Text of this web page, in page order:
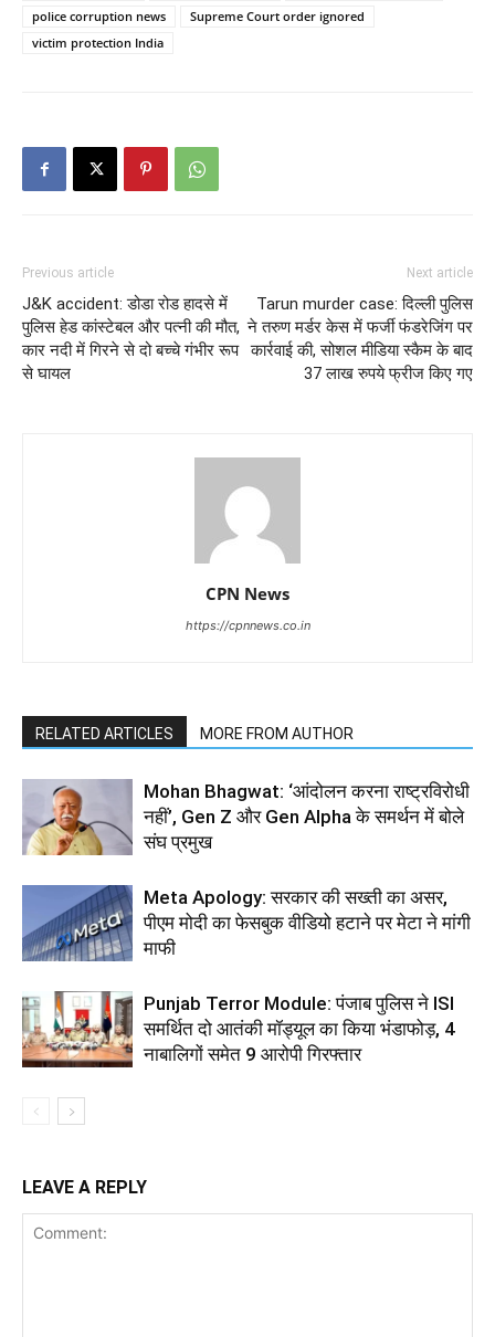
police corruption news
Supreme Court order ignored
victim protection India
Previous article
J&K accident: डोडा रोड हादसे में
पुलिस हेड कांस्टेबल और पत्नी की मौत,
कार नदी में गिरने से दो बच्चे गंभीर रूप
से घायल
Next article
Tarun murder case: दिल्ली पुलिस
ने तरुण मर्डर केस में फर्जी फंडरेजिंग पर
कार्रवाई की, सोशल मीडिया स्कैम के बाद
37 लाख रुपये फ्रीज किए गए
CPN News
https://cpnnews.co.in
RELATED ARTICLES MORE FROM AUTHOR
Mohan Bhagwat: ‘आंदोलन करना राष्ट्रविरोधी
नहीं’, Gen Z और Gen Alpha के समर्थन में बोले
संघ प्रमुख
Meta Apology: सरकार की सख्ती का असर,
पीएम मोदी का फेसबुक वीडियो हटाने पर मेटा ने मांगी
माफी
Punjab Terror Module: पंजाब पुलिस ने ISI
समर्थित दो आतंकी मॉड्यूल का किया भंडाफोड़, 4
नाबालिगों समेत 9 आरोपी गिरफ्तार
LEAVE A REPLY